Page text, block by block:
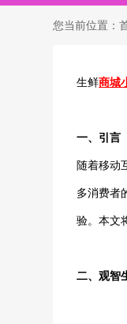
您当前位置：
生鲜商城
一、引言
随着移动
多消费者
验。本文
二、观智